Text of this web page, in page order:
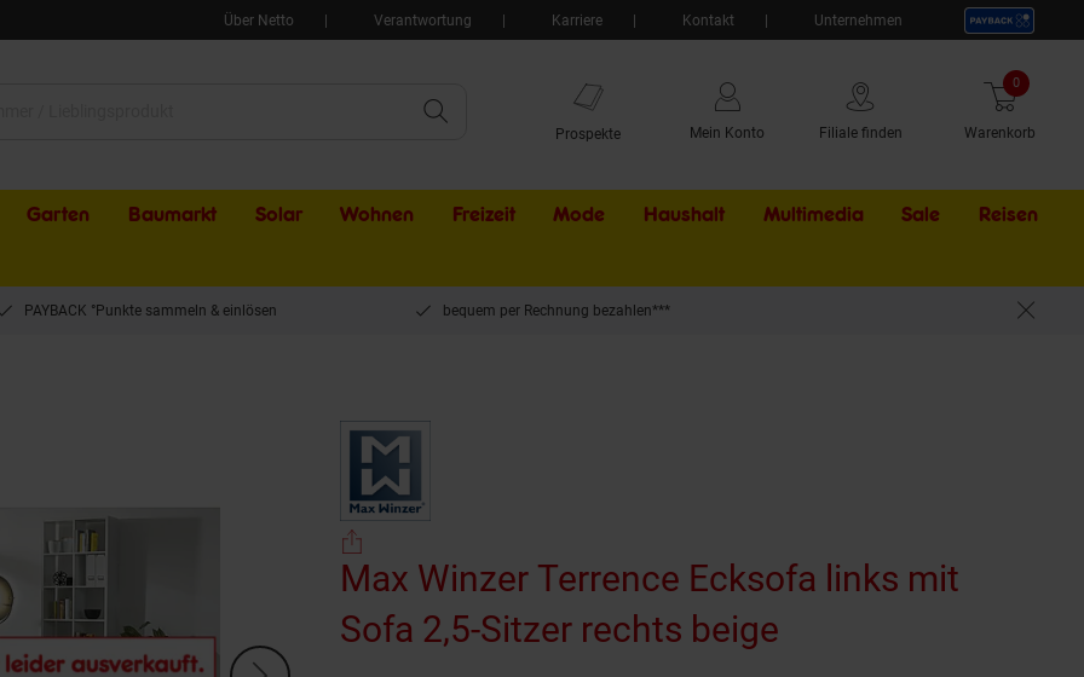
Über Netto Verantwortung Karriere Kontakt Unternehmen
Prospekte Mein Konto Filiale finden Warenkorb
0 Artikel
Garten Baumarkt Solar Wohnen Freizeit Mode Haushalt Multimedia Sale Externer
Reisen
PAYBACK °Punkte sammeln & einlösen bequem per Rechnung bezahlen***
Max Winzer Terrence Ecksofa links mit
Sofa 2,5-Sitzer rechts beige